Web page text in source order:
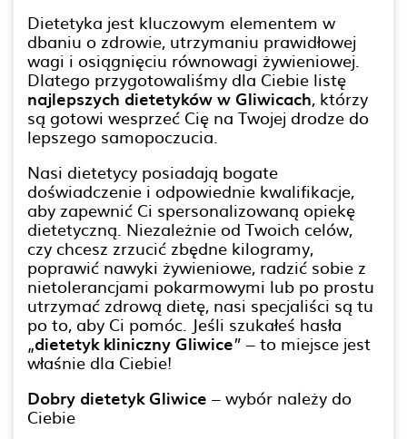
Dietetyka jest kluczowym elementem w
dbaniu o zdrowie, utrzymaniu prawidłowej
wagi i osiągnięciu równowagi żywieniowej.
Dlatego przygotowaliśmy dla Ciebie listę
najlepszych dietetyków w Gliwicach, którzy
są gotowi wesprzeć Cię na Twojej drodze do
lepszego samopoczucia.
Nasi dietetycy posiadają bogate
doświadczenie i odpowiednie kwalifikacje,
aby zapewnić Ci spersonalizowaną opiekę
dietetyczną. Niezależnie od Twoich celów,
czy chcesz zrzucić zbędne kilogramy,
poprawić nawyki żywieniowe, radzić sobie z
nietolerancjami pokarmowymi lub po prostu
utrzymać zdrową dietę, nasi specjaliści są tu
po to, aby Ci pomóc. Jeśli szukałeś hasła
„dietetyk kliniczny Gliwice” – to miejsce jest
właśnie dla Ciebie!
Dobry dietetyk Gliwice – wybór należy do
Ciebie